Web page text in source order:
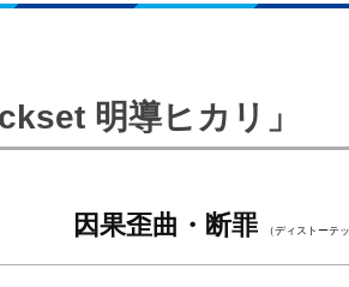
明導ヒカリ」
因果歪曲・断罪 （ディストーテ